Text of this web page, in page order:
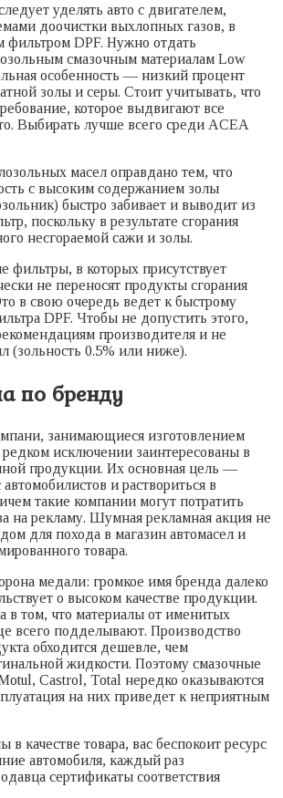
уделять авто с двигателем,
доочистки выхлопных газов, в
фильтром DPF. Нужно отдать
смазочным материалам Low
особенность — низкий процент
золы и серы. Стоит учитывать, что
которое выдвигают все
Выбирать лучше всего среди ACEA
масел оправдано тем, что
с высоким содержанием золы
быстро забивает и выводит из
поскольку в результате сгорания
несгораемой сажи и золы.
фильтры, в которых присутствует
не переносят продукты сгорания
в свою очередь ведет к быстрому
DPF. Чтобы не допустить этого,
производителя и не
(зольность 0.5% или ниже).
по бренду
занимающиеся изготовлением
исключении заинтересованы в
продукции. Их основная цель —
и раствориться в
такие компании могут потратить
на рекламу. Шумная рекламная акция не
для похода в магазин автомасел и
товара.
медали: громкое имя бренда далеко
о высоком качестве продукции.
в том, что материалы от именитых
всего подделывают. Производство
обходится дешевле, чем
жидкости. Поэтому смазочные
Castrol, Total нередко оказываются
на них приведет к неприятным
качестве товара, вас беспокоит ресурс
автомобиля, каждый раз
сертификаты соответствия